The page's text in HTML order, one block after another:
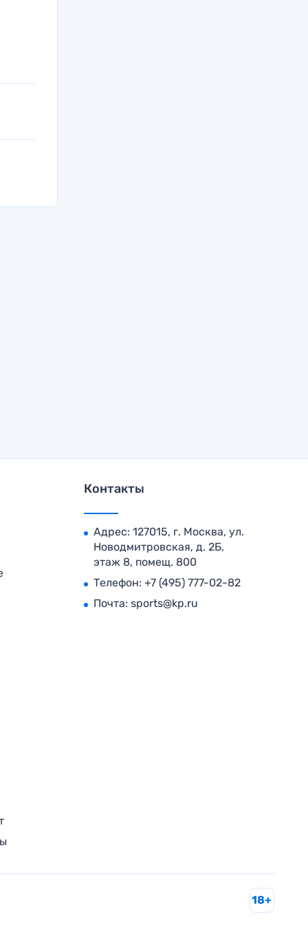
Контакты
Адрес: 127015, г. Москва, ул.
Новодмитровская, д. 2Б,
этаж 8, помещ. 800
Телефон: +7 (495) 777-02-82
Почта: sports@kp.ru
18+